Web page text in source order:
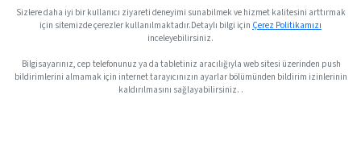
Sizlere daha iyi bir kullanıcı ziyareti deneyimi sunabilmek ve hizmet kalitesini arttırmak
için sitemizde çerezler kullanılmaktadır.Detaylı bilgi için Çerez Politikamızı
inceleyebilirsiniz.
Bilgisayarınız, cep telefonunuz ya da tabletiniz aracılığıyla web sitesi üzerinden push
bildirimlerini almamak için internet tarayıcınızın ayarlar bölümünden bildirim izinlerinin
kaldırılmasını sağlayabilirsiniz. .